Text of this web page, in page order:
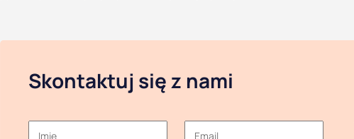
Skontaktuj się z nami